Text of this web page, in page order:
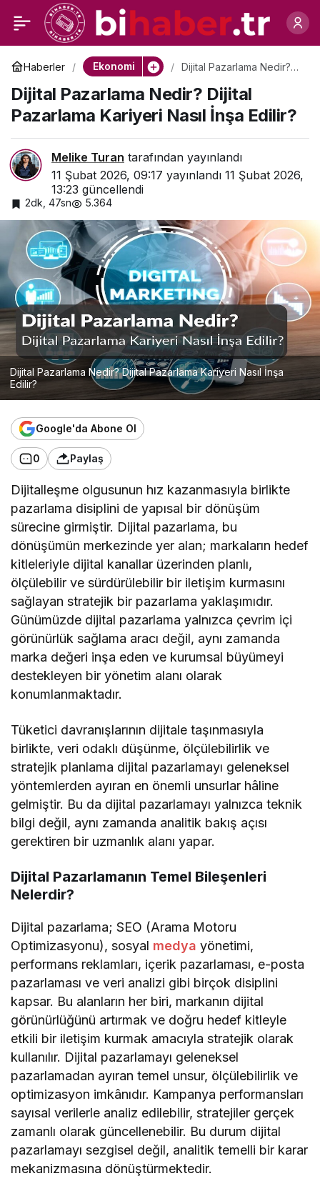
Haberler Ekonomi
Dijital Pazarlama Nedir?
Nasıl İnşa Edilir?
Dijital Pazarlama Nedir? Dijital
Pazarlama Kariyeri Nasıl İnşa Edilir?
Melike Turan tarafından yayınlandı
11 Şubat 2026, 09:17 yayınlandı 11 Şubat 2026,
13:23 güncellendi
2dk, 47sn 5.364
Dijital Pazarlama Nedir? Dijital Pazarlama Kariyeri Nasıl İnşa
Edilir?
Google'da Abone Ol
0 Paylaş
Dijitalleşme olgusunun hız kazanmasıyla birlikte
pazarlama disiplini de yapısal bir dönüşüm
sürecine girmiştir. Dijital pazarlama, bu
dönüşümün merkezinde yer alan; markaların hedef
kitleleriyle dijital kanallar üzerinden planlı,
ölçülebilir ve sürdürülebilir bir iletişim kurmasını
sağlayan stratejik bir pazarlama yaklaşımıdır.
Günümüzde dijital pazarlama yalnızca çevrim içi
görünürlük sağlama aracı değil, aynı zamanda
marka değeri inşa eden ve kurumsal büyümeyi
destekleyen bir yönetim alanı olarak
konumlanmaktadır.
Tüketici davranışlarının dijitale taşınmasıyla
birlikte, veri odaklı düşünme, ölçülebilirlik ve
stratejik planlama dijital pazarlamayı geleneksel
yöntemlerden ayıran en önemli unsurlar hâline
gelmiştir. Bu da dijital pazarlamayı yalnızca teknik
bilgi değil, aynı zamanda analitik bakış açısı
gerektiren bir uzmanlık alanı yapar.
Dijital Pazarlamanın Temel Bileşenleri
Nelerdir?
Dijital pazarlama; SEO (Arama Motoru
Optimizasyonu), sosyal medya yönetimi,
performans reklamları, içerik pazarlaması, e-posta
pazarlaması ve veri analizi gibi birçok disiplini
kapsar. Bu alanların her biri, markanın dijital
görünürlüğünü artırmak ve doğru hedef kitleyle
etkili bir iletişim kurmak amacıyla stratejik olarak
kullanılır. Dijital pazarlamayı geleneksel
pazarlamadan ayıran temel unsur, ölçülebilirlik ve
optimizasyon imkânıdır. Kampanya performansları
sayısal verilerle analiz edilebilir, stratejiler gerçek
zamanlı olarak güncellenebilir. Bu durum dijital
pazarlamayı sezgisel değil, analitik temelli bir karar
mekanizmasına dönüştürmektedir.
Markalar Neden Yanlış
İnsanları Dinler?
0 Paylaş